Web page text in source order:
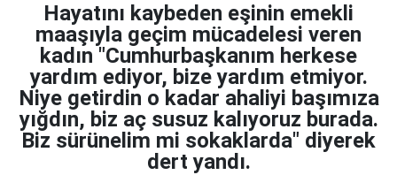
Hayatını kaybeden eşinin emekli
maaşıyla geçim mücadelesi veren
kadın "Cumhurbaşkanım herkese
yardım ediyor, bize yardım etmiyor.
Niye getirdin o kadar ahaliyi başımıza
yığdın, biz aç susuz kalıyoruz burada.
Biz sürünelim mi sokaklarda" diyerek
dert yandı.